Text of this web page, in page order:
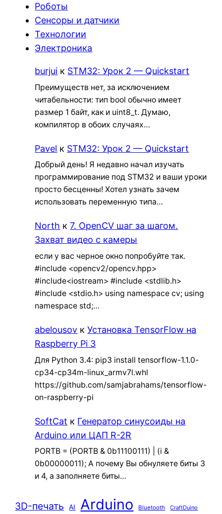
Роботы
Сенсоры и датчики
Технологии
Электроника
burjui к STM32: Урок 2 — Quickstart
Преимуществ нет, за исключением
читабельности: тип bool обычно имеет
размер 1 байт, как и uint8_t. Думаю,
компилятор в обоих случаях…
Pavel к STM32: Урок 2 — Quickstart
Добрый день! Я недавно начал изучать
программирование под STM32 и ваши уроки
просто бесценны! Хотел узнать зачем
использовать переменную типа…
North к7. OpenCV шаг за шагом.
Захват видео с камеры
если у вас черное окно попробуйте так.
#include <opencv2/opencv.hpp>
#include<iostream> #include <stdlib.h>
#include <stdio.h> using namespace cv; using
namespace std;…
abelousov кУстановка TensorFlow на
Raspberry Pi 3
Для Python 3.4: pip3 install tensorflow-1.1.0-
cp34-cp34m-linux_armv7l.whl
https://github.com/samjabrahams/tensorflow-
on-raspberry-pi
SoftCat к Генератор синусоиды на
Arduino или ЦАП R-2R
PORTB = (PORTB & 0b11100111) | (i &
0b00000011); А почему Вы обнуляете биты 3
и 4, а заполняете биты…
3D-печать AI Arduino Bluetooth CraftDuino